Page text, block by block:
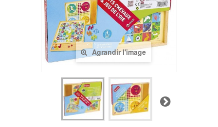
Agrandir l'image
Suivant